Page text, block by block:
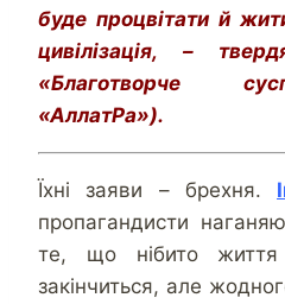
буде процвітати й
цивілізація, –
«Благотворче
«АллатРа»).
Їхні заяви – брехня.
пропагандисти
те, що нібито
закінчиться, але